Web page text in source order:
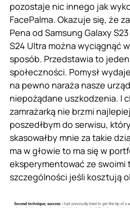
pozostaje nic innego jak
FacePalma. Okazuje się, że
Pena od Samsung Galaxy
S24 Ultra można wyciągnąć
sposób. Przedstawia to
społeczności. Pomysł
na pewno naraża nasze
niepożądane uszkodzenia. I
zamrażarką nie brzmi
poszedłbym do serwisu,
skasowałby mnie za takie
ma w głowie to ma się w
eksperymentować ze swoimi
szczególności jeśli kosztują